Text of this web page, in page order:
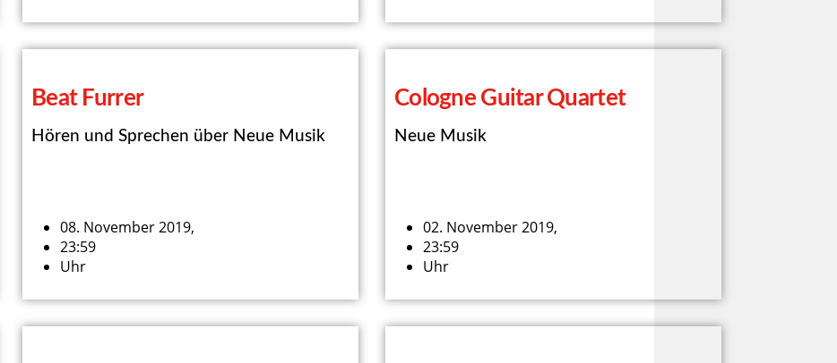
Beat Furrer
Hören und Sprechen über Neue Musik
08. November 2019,
23:59
Uhr
Cologne Guitar Quartet
Neue Musik
02. November 2019,
23:59
Uhr